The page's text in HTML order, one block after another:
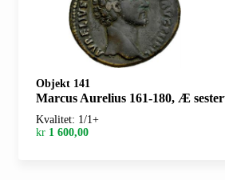
Objekt 141
Marcus Aurelius 161-180, Æ sestertius, Roma 152-153 e.Kr.
Kvalitet: 1/1+
kr 1 600,00